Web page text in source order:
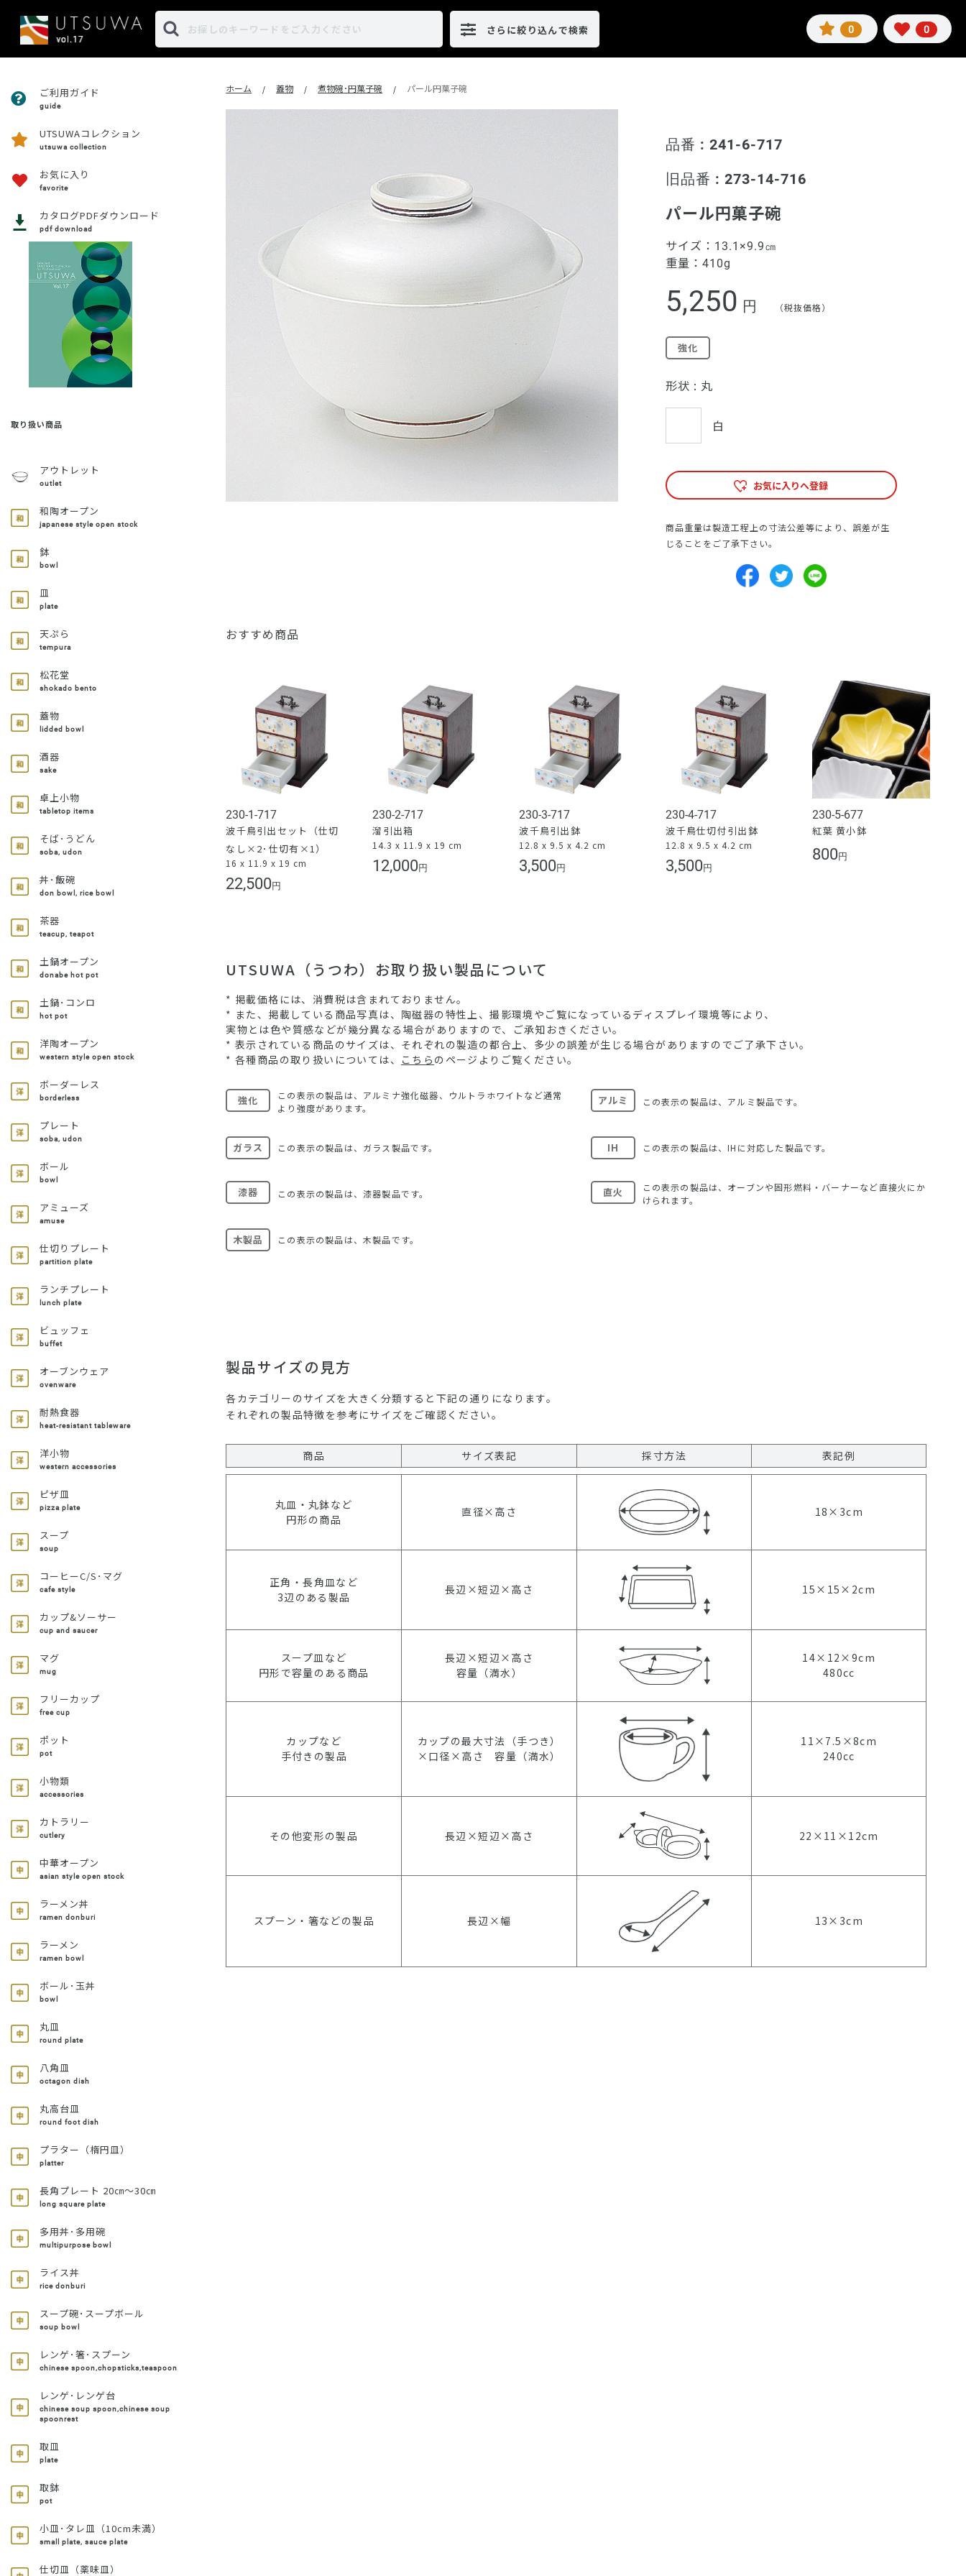
さらに絞り込んで検索 0 0
ご利用ガイド
guide
UTSUWAコレクション
utsuwa collection
お気に入り
favorite
カタログPDFダウンロード
pdf download
取り扱い商品
アウトレット
outlet
和陶オープン
japanese style open stock
鉢
bowl
皿
plate
天ぷら
tempura
松花堂
shokado bento
蓋物
lidded bowl
酒器
sake
卓上小物
tabletop items
そば･うどん
soba, udon
丼･飯碗
don bowl, rice bowl
茶器
teacup, teapot
土鍋オープン
donabe hot pot
土鍋･コンロ
hot pot
洋陶オープン
western style open stock
ボーダーレス
borderless
プレート
soba, udon
ボール
bowl
アミューズ
amuse
仕切りプレート
partition plate
ランチプレート
lunch plate
ビュッフェ
buffet
オーブンウェア
ovenware
耐熱食器
heat-resistant tableware
洋小物
western accessories
ピザ皿
pizza plate
スープ
soup
コーヒーC/S･マグ
cafe style
カップ&ソーサー
cup and saucer
マグ
mug
フリーカップ
free cup
ポット
pot
小物類
accessories
カトラリー
cutlery
中華オープン
asian style open stock
ラーメン丼
ramen donburi
ラーメン
ramen bowl
ボール･玉丼
bowl
丸皿
round plate
八角皿
octagon dish
丸高台皿
round foot dish
プラター（楕円皿）
platter
長角プレート 20㎝～30㎝
long square plate
多用丼･多用碗
multipurpose bowl
ライス丼
rice donburi
スープ碗･スープボール
soup bowl
レンゲ･箸･スプーン
chinese spoon,chopsticks,teaspoon
レンゲ･レンゲ台
chinese soup spoon,chinese soup
spoonrest
取皿
plate
取鉢
pot
小皿･タレ皿（10cm未満）
small plate, sauce plate
仕切皿（薬味皿）
ホーム / 蓋物 / 煮物碗･円菓子碗 / パール円菓子碗
品番 : 241-6-717
旧品番 : 273-14-716
パール円菓子碗
サイズ： 13.1×9.9㎝
重量：410g
5,250 円 （税抜価格）
強化
形状 : 丸
白
お気に入りへ登録
商品重量は製造工程上の寸法公差等により、誤差が生
じることをご了承下さい。
おすすめ商品
230-1-717
波千鳥引出セット（仕切
なし×2･仕切有×1）
16 x 11.9 x 19 cm
22,500 円
230-2-717
溜引出箱
14.3 x 11.9 x 19 cm
12,000 円
230-3-717
波千鳥引出鉢
12.8 x 9.5 x 4.2 cm
3,500 円
230-4-717
波千鳥仕切付引出鉢
12.8 x 9.5 x 4.2 cm
3,500 円
230-5-677
紅葉 黄小鉢
800 円
UTSUWA（うつわ）お取り扱い製品について
* 掲載価格には、消費税は含まれておりません。
* また、掲載している商品写真は、陶磁器の特性上、撮影環境やご覧になっているディスプレイ環境等により、
実物とは色や質感などが幾分異なる場合がありますので、ご承知おきください。
* 表示されている商品のサイズは、それぞれの製造の都合上、多少の誤差が生じる場合がありますのでご了承下さい。
* 各種商品の取り扱いについては、 こちら のページよりご覧ください。
強化
この表示の製品は、アルミナ強化磁器、ウルトラホワイトなど通常
より強度があります。
アルミ この表示の製品は、アルミ製品です。
ガラス この表示の製品は、ガラス製品です。 IH この表示の製品は、IHに対応した製品です。
漆器 この表示の製品は、漆器製品です。 直火
この表示の製品は、オーブンや固形燃料・バーナーなど直接火にか
けられます。
木製品 この表示の製品は、木製品です。
製品サイズの見方
各カテゴリーのサイズを大きく分類すると下記の通りになります。
それぞれの製品特徴を参考にサイズをご確認ください。
商品 サイズ表記 採寸方法 表記例
丸皿・丸鉢など
円形の商品
直径×高さ 18×3cm
正角・長角皿など
3辺のある製品
長辺×短辺×高さ 15×15×2cm
スープ皿など
円形で容量のある商品
長辺×短辺×高さ
容量（満水）
14×12×9cm
480cc
カップなど
手付きの製品
カップの最大寸法（手つき）
×口径×高さ 容量（満水）
11×7.5×8cm
240cc
その他変形の製品 長辺×短辺×高さ 22×11×12cm
スプーン・箸などの製品 長辺×幅 13×3cm